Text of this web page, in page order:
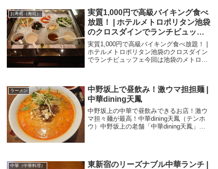
お寿司（寿司）
実質1,000円で高級バイキング食べ
放題！ | ホテルメトロポリタン池袋
のクロスダインでランチビュッフ
ェ
実質1,000円で高級バイキング食べ放題！ |
ホテルメトロポリタン池袋のクロスダイン
でランチビュッフェ今回は池袋のメトロポ
ラーメン
中野坂上で昼飲み！激ウマ担担麺 |
中華dining天鳳
中野坂上の中華で昼飲みできるお店！激ウ
マ担々麺が最高！中華dining天鳳（テンホ
ウ）中野坂上の老舗「中華dining天鳳」に
中華（中華料理）
東新宿のリーズナブル中華ランチ |